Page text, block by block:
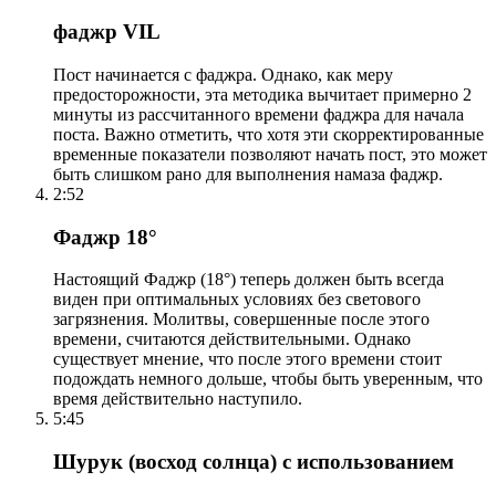
фаджр VIL
Пост начинается с фаджра. Однако, как меру
предосторожности, эта методика вычитает примерно 2
минуты из рассчитанного времени фаджра для начала
поста. Важно отметить, что хотя эти скорректированные
временные показатели позволяют начать пост, это может
быть слишком рано для выполнения намаза фаджр.
2:52
Фаджр 18°
Настоящий Фаджр (18°) теперь должен быть всегда
виден при оптимальных условиях без светового
загрязнения. Молитвы, совершенные после этого
времени, считаются действительными. Однако
существует мнение, что после этого времени стоит
подождать немного дольше, чтобы быть уверенным, что
время действительно наступило.
5:45
Шурук (восход солнца) с использованием